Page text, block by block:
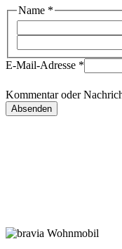
Name *
E-Mail-Adresse *
Kommentar oder
Absenden